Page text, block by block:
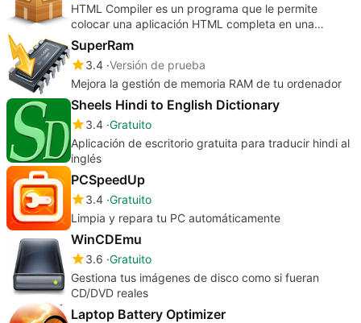
HTML Compiler es un programa que le permite
colocar una aplicación HTML completa en una
aplicación de Windows independiente.
SuperRam
3.4 Versión de prueba
Mejora la gestión de memoria RAM de tu ordenador
Sheels Hindi to English Dictionary
3.4 Gratuito
Aplicación de escritorio gratuita para traducir hindi al
inglés
PCSpeedUp
3.4 Gratuito
Limpia y repara tu PC automáticamente
WinCDEmu
3.6 Gratuito
Gestiona tus imágenes de disco como si fueran
CD/DVD reales
Laptop Battery Optimizer